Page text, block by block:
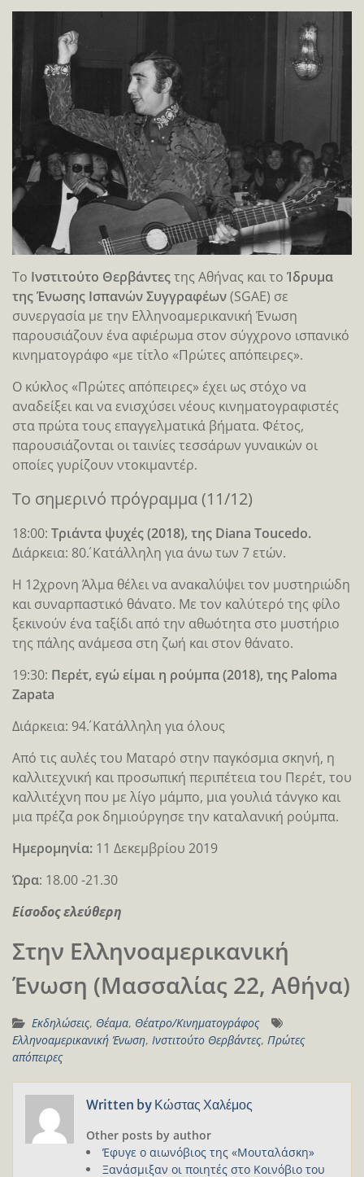
To Ινστιτούτο Θερβάντεςτης Αθήνας και το Ίδρυμα
της Ένωσης Ισπανών Συγγραφέων(SGAE) σε
συνεργασία με την Ελληνοαμερικανική Ένωση
παρουσιάζουν ένα αφιέρωμα στον σύγχρονο ισπανικό
κινηματογράφο «με τίτλο «Πρώτες απόπειρες».
Ο κύκλος «Πρώτες απόπειρες» έχει ως στόχο να
αναδείξει και να ενισχύσει νέους κινηματογραφιστές
στα πρώτα τους επαγγελματικά βήματα. Φέτος,
παρουσιάζονται οι ταινίες τεσσάρων γυναικών οι
οποίες γυρίζουν ντοκιμαντέρ.
Το σημερινό πρόγραμμα (11/12)
18:00: Τριάντα ψυχές (2018), της Diana Toucedo.
Διάρκεια: 80΄. Κατάλληλη για άνω των 7 ετών.
Η 12χρονη Άλμα θέλει να ανακαλύψει τον μυστηριώδη
και συναρπαστικό θάνατο. Με τον καλύτερό της φίλο
ξεκινούν ένα ταξίδι από την αθωότητα στο μυστήριο
της πάλης ανάμεσα στη ζωή και στον θάνατο.
19:30: Περέτ, εγώ είμαι η ρούμπα (2018), της Paloma
Zapata
Διάρκεια: 94΄. Κατάλληλη για όλους
Από τις αυλές του Ματαρό στην παγκόσμια σκηνή, η
καλλιτεχνική και προσωπική περιπέτεια του Περέτ, του
καλλιτέχνη που με λίγο μάμπο, μια γουλιά τάνγκο και
μια πρέζα ροκ δημιούργησε την καταλανική ρούμπα.
Ημερομηνία: 11 Δεκεμβρίου 2019
Ώρα: 18.00 -21.30
Είσοδος ελεύθερη
Στην Ελληνοαμερικανική
Ένωση (Μασσαλίας 22, Αθήνα)
Εκδηλώσεις, Θέαμα, Θέατρο/Κινηματογράφος
Ελληνοαμερικανική Ένωση, Ινστιτούτο Θερβάντες, Πρώτες
απόπειρες
Written by Κώστας Χαλέμος
Other posts by author
Έφυγε ο αιωνόβιος της «Μουταλάσκη»
Ξανάσμιξαν οι ποιητές στο Κοινόβιο του